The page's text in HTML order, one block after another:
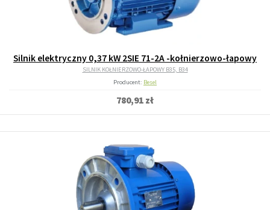
Silnik elektryczny 0,37 kW 2SIE 71-2A -kołnierzowo-łapowy
SILNIK KOŁNIERZOWO-ŁAPOWY B35, B34
Producent: Besel
780,91 zł